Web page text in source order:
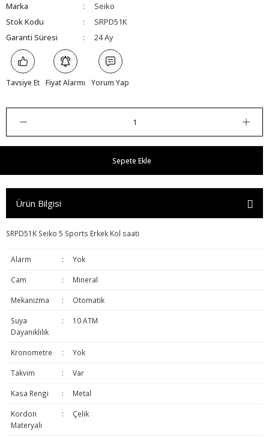
Marka
Seiko
Stok Kodu
SRPD51K
Garanti Süresi
24 Ay
Tavsiye Et Fiyat Alarmı Yorum Yap
Sepete Ekle
Ürün Bilgisi
SRPD51K Seiko 5 Sports Erkek Kol saati
Alarm : Yok
Cam : Mineral
Mekanizma : Otomatik
Suya
Dayanıklılık
: 10 ATM
Kronometre : Yok
Takvim : Var
Kasa Rengi : Metal
Kordon
Materyali
: Çelik